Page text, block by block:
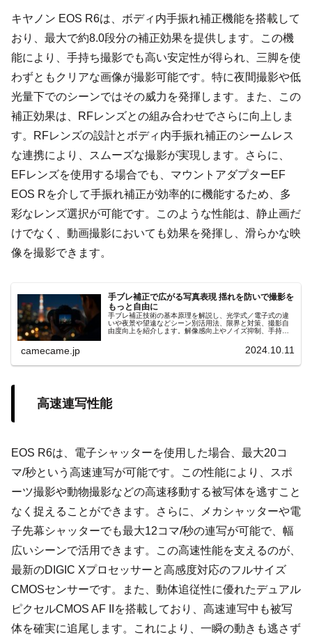
キヤノン EOS R6は、ボディ内手振れ補正機能を搭載して
おり、最大で約8.0段分の補正効果を提供します。この機
能により、手持ち撮影でも高い安定性が得られ、三脚を使
わずともクリアな画像が撮影可能です。特に夜間撮影や低
光量下でのシーンではその威力を発揮します。また、この
補正効果は、RFレンズとの組み合わせでさらに向上しま
す。RFレンズの設計とボディ内手振れ補正のシームレス
な連携により、スムーズな撮影が実現します。さらに、
EFレンズを使用する場合でも、マウントアダプターEF
EOS Rを介して手振れ補正が効率的に機能するため、多
彩なレンズ選択が可能です。このような性能は、静止画だ
けでなく、動画撮影においても効果を発揮し、滑らかな映
像を撮影できます。
手ブレ補正で広がる写真表現 揺れを防いで撮影を
もっと自由に
手ブレ補正技術の基本原理を解説し、光学式／電子式の違
いや夜景や望遠などシーン別活用法、限界と対策、撮影自
由度向上を紹介します。解像感向上やノイズ抑制、手持ち
camecame.jp 2024.10.11
高速連写性能
EOS R6は、電子シャッターを使用した場合、最大20コ
マ/秒という高速連写が可能です。この性能により、スポ
ーツ撮影や動物撮影などの高速移動する被写体を逃すこと
なく捉えることができます。さらに、メカシャッターや電
子先幕シャッターでも最大12コマ/秒の連写が可能で、幅
広いシーンで活用できます。この高速性能を支えるのが、
最新のDIGIC Xプロセッサーと高感度対応のフルサイズ
CMOSセンサーです。また、動体追従性に優れたデュアル
ピクセルCMOS AF IIを搭載しており、高速連写中も被写
体を確実に追尾します。これにより、一瞬の動きも逃さず